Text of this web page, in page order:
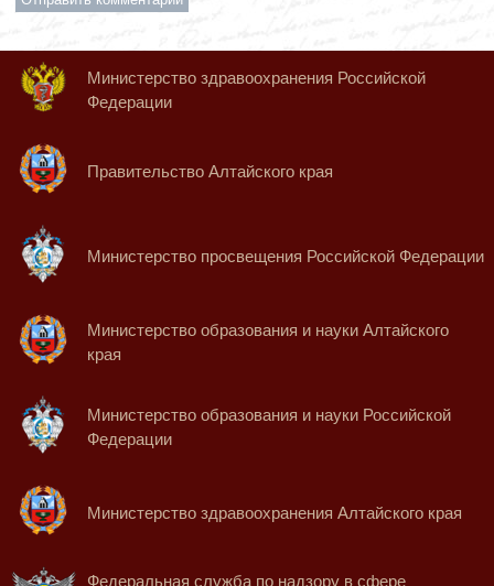
Министерство здравоохранения Российской
Федерации
Правительство Алтайского края
Министерство просвещения Российской Федерации
Министерство образования и науки Алтайского
края
Министерство образования и науки Российской
Федерации
Министерство здравоохранения Алтайского края
Федеральная служба по надзору в сфере